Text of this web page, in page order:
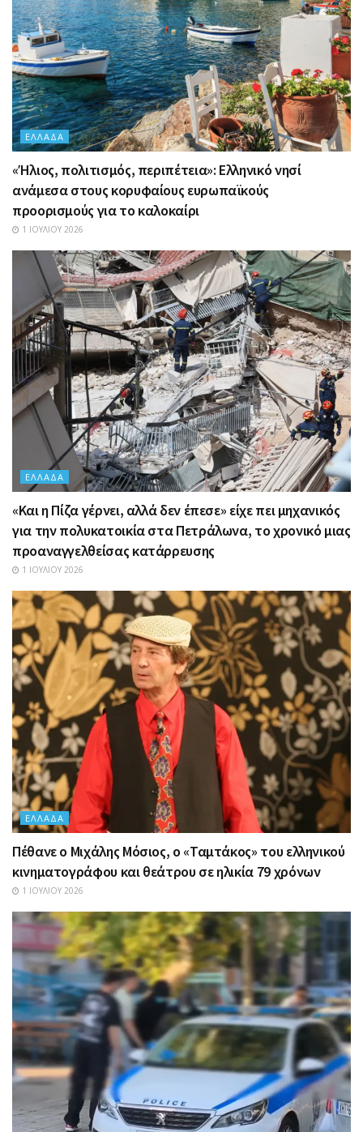
ΕΛΛΆΔΑ
«Ήλιος, πολιτισμός, περιπέτεια»: Ελληνικό νησί
ανάμεσα στους κορυφαίους ευρωπαϊκούς
προορισμούς για το καλοκαίρι
1 ΙΟΥΛΊΟΥ 2026
ΕΛΛΆΔΑ
«Και η Πίζα γέρνει, αλλά δεν έπεσε» είχε πει μηχανικός
για την πολυκατοικία στα Πετράλωνα, το χρονικό μιας
προαναγγελθείσας κατάρρευσης
1 ΙΟΥΛΊΟΥ 2026
ΕΛΛΆΔΑ
Πέθανε ο Μιχάλης Μόσιος, ο «Ταμτάκος» του ελληνικού
κινηματογράφου και θεάτρου σε ηλικία 79 χρόνων
1 ΙΟΥΛΊΟΥ 2026